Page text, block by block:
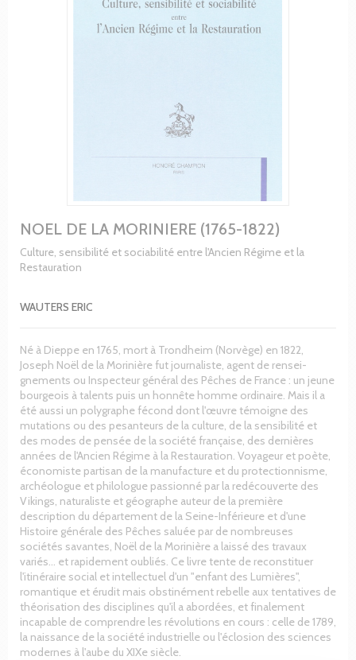
NOEL DE LA MORINIERE (1765-1822)
Culture, sensibilité et sociabilité entre l'Ancien Régime et la
Restauration
WAUTERS ERIC
Né à Dieppe en 1765, mort à Trondheim (Norvège) en 1822,
Joseph Noël de la Morinière fut journaliste, agent de rensei-
gnements ou Inspecteur général des Pêches de France : un jeune
bourgeois à talents puis un honnête homme ordinaire. Mais il a
été aussi un polygraphe fécond dont l'œuvre témoigne des
mutations ou des pesanteurs de la culture, de la sensibilité et
des modes de pensée de la société française, des dernières
années de l'Ancien Régime à la Restauration. Voyageur et poète,
économiste partisan de la manufacture et du protectionnisme,
archéologue et philologue passionné par la redécouverte des
Vikings, naturaliste et géographe auteur de la première
description du département de la Seine-Inférieure et d'une
Histoire générale des Pêches saluée par de nombreuses
sociétés savantes, Noël de la Morinière a laissé des travaux
variés… et rapidement oubliés. Ce livre tente de reconstituer
l'itinéraire social et intellectuel d'un "enfant des Lumières",
romantique et érudit mais obstinément rebelle aux tentatives de
théorisation des disciplines qu'il a abordées, et finalement
incapable de comprendre les révolutions en cours : celle de 1789,
la naissance de la société industrielle ou l'éclosion des sciences
modernes à l'aube du XIXe siècle.